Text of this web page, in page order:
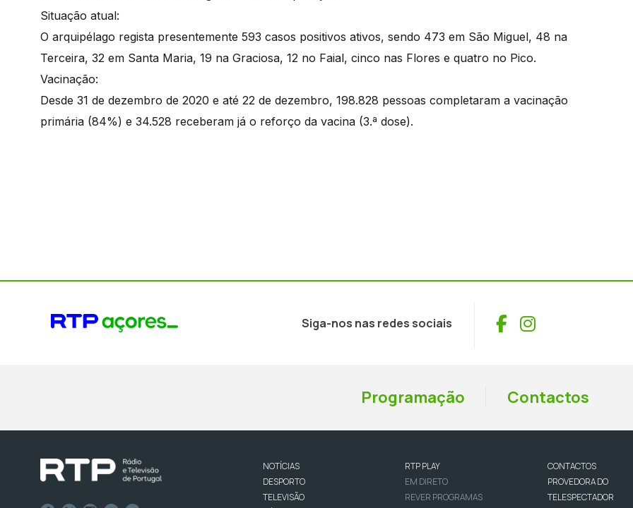
Situação atual:
O arquipélago regista presentemente 593 casos positivos ativos, sendo 473 em São Miguel, 48 na
Terceira, 32 em Santa Maria, 19 na Graciosa, 12 no Faial, cinco nas Flores e quatro no Pico.
Vacinação:
Desde 31 de dezembro de 2020 e até 22 de dezembro, 198.828 pessoas completaram a vacinação
primária (84%) e 34.528 receberam já o reforço da vacina (3.ª dose).
Siga-nos nas redes sociais Facebook
Instagram
Programação Contactos
NOTÍCIAS
DESPORTO
TELEVISÃO
RTP PLAY
EM DIRETO
REVER PROGRAMAS
CONTACTOS
PROVEDORA DO
TELESPECTADOR